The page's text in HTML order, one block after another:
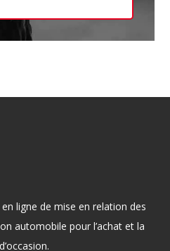
ligne de mise en relation des
automobile pour l’achat et la